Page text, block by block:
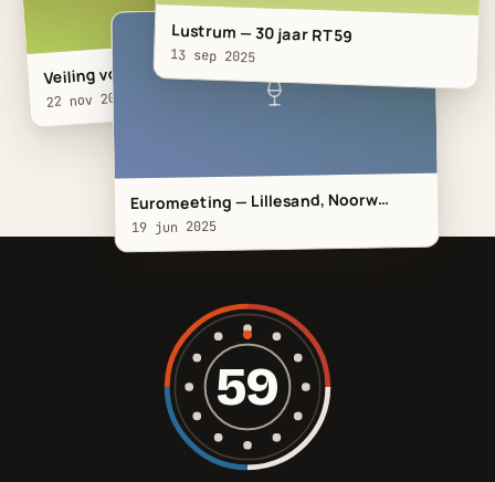
Veiling voor het Ronald McDona…
22 nov 2025
Lustrum — 30 jaar RT59
13 sep 2025
Euromeeting — Lillesand, Noorw…
19 jun 2025
59